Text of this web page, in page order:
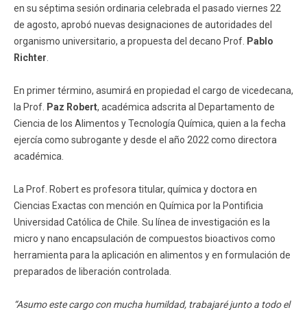
en su séptima sesión ordinaria celebrada el pasado viernes 22
de agosto, aprobó nuevas designaciones de autoridades del
organismo universitario, a propuesta del decano Prof. Pablo
Richter
En primer término, asumirá en propiedad el cargo de vicedecana,
la Prof. Paz Robert, académica adscrita al Departamento de
Ciencia de los Alimentos y Tecnología Química, quien a la fecha
ejercía como subrogante y desde el año 2022 como directora
académica.
La Prof. Robert es profesora titular, química y doctora en
Ciencias Exactas con mención en Química por la Pontificia
Universidad Católica de Chile. Su línea de investigación es la
micro y nano encapsulación de compuestos bioactivos como
herramienta para la aplicación en alimentos y en formulación de
preparados de liberación controlada.
“Asumo este cargo con mucha humildad, trabajaré junto a todo el